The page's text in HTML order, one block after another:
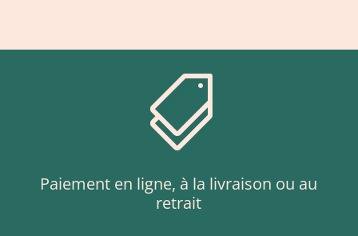

Paiement en ligne, à la livraison ou au
retrait